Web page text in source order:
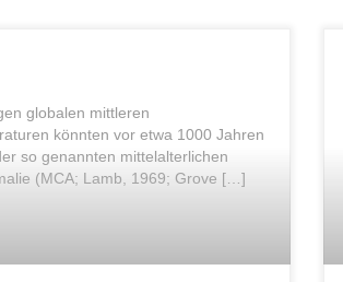
globalen mittleren
könnten vor etwa 1000 Jahren
so genannten mittelalterlichen
(MCA; Lamb, 1969; Grove […]